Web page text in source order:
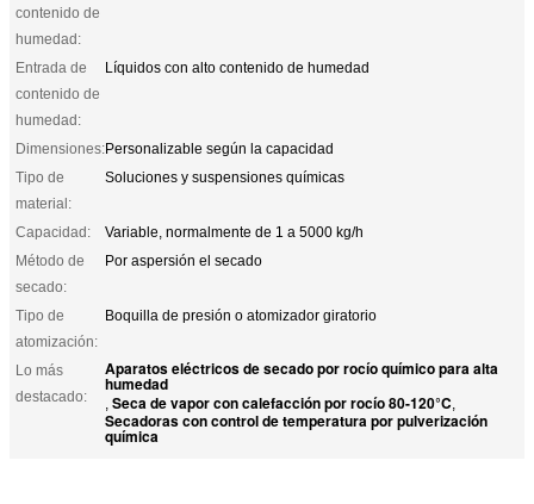
contenido de
humedad:
Entrada de
contenido de
humedad:
Líquidos con alto contenido de humedad
Dimensiones:Personalizable según la capacidad
Tipo de
material:
Soluciones y suspensiones químicas
Capacidad:
Variable, normalmente de 1 a 5000 kg/h
Método de
secado:
Por aspersión el secado
Tipo de
atomización:
Boquilla de presión o atomizador giratorio
Lo más
destacado:
Aparatos eléctricos de secado por rocío químico para alta
humedad
, Seca de vapor con calefacción por rocío 80-120°C,
Secadoras con control de temperatura por pulverización
química